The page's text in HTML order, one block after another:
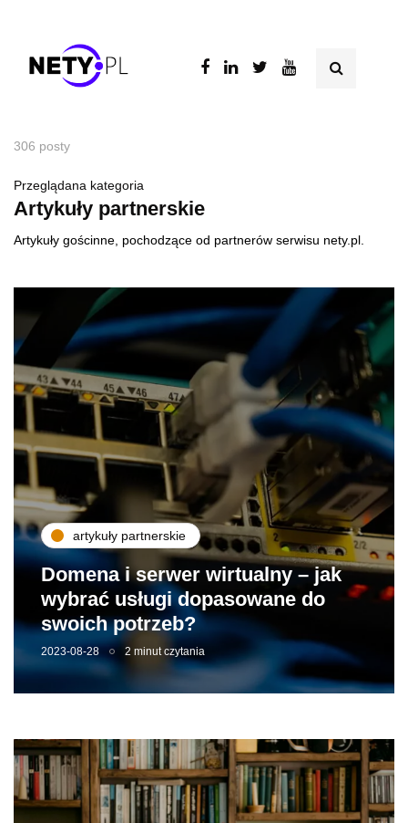
306 posty
Przeglądana kategoria
Artykuły partnerskie
Artykuły gościnne, pochodzące od partnerów serwisu nety.pl.
artykuły partnerskie
Domena i serwer wirtualny – jak
wybrać usługi dopasowane do
swoich potrzeb?
2023-08-28 2 minut czytania